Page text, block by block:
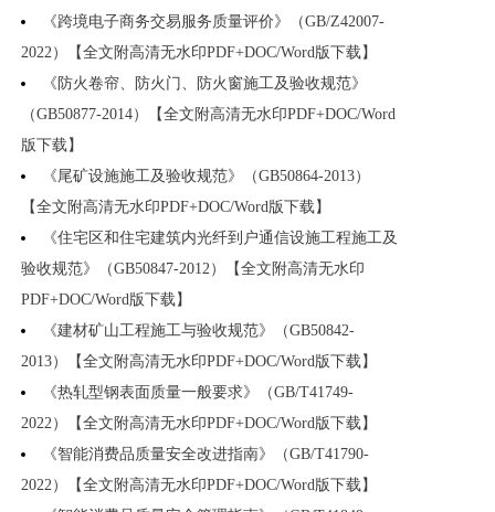
《跨境电子商务交易服务质量评价》（GB/Z42007-
2022）【全文附高清无水印PDF+DOC/Word版下载】
《防火卷帘、防火门、防火窗施工及验收规范》
（GB50877-2014）【全文附高清无水印PDF+DOC/Word
版下载】
《尾矿设施施工及验收规范》（GB50864-2013）
【全文附高清无水印PDF+DOC/Word版下载】
《住宅区和住宅建筑内光纤到户通信设施工程施工及
验收规范》（GB50847-2012）【全文附高清无水印
PDF+DOC/Word版下载】
《建材矿山工程施工与验收规范》（GB50842-
2013）【全文附高清无水印PDF+DOC/Word版下载】
《热轧型钢表面质量一般要求》（GB/T41749-
2022）【全文附高清无水印PDF+DOC/Word版下载】
《智能消费品质量安全改进指南》（GB/T41790-
2022）【全文附高清无水印PDF+DOC/Word版下载】